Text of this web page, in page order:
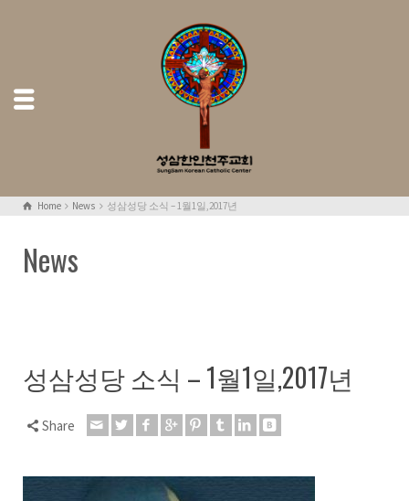
Home News 성삼성당 소식 – 1월1일,2017년
News
성삼성당 소식 – 1월1일,2017년
Share